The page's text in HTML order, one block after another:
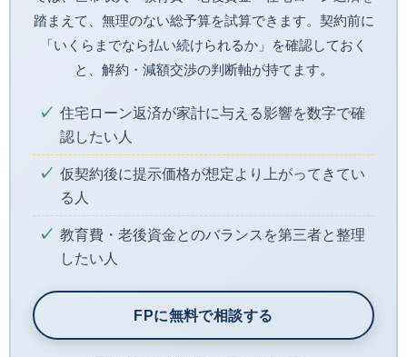
踏まえて、無理のない総予算を試算できます。契約前に
「いくらまでなら払い続けられるか」を確認しておく
と、解約・減額交渉の判断軸が持てます。
住宅ローン返済が家計に与える影響を数字で確
認したい人
仮契約後に提示価格が想定より上がってきてい
る人
教育費・老後資金とのバランスを第三者と整理
したい人
FPに無料で相談する